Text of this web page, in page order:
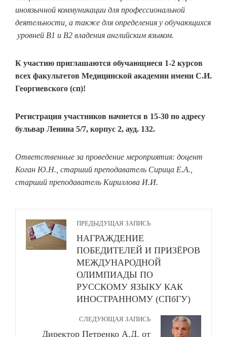
иноязычной коммуникации для профессиональной
деятельности, а также для определения у обучающихся
уровней В1 и В2 владения английским языком.
К участию приглашаются обучающиеся 1-2 курсов
всех факультетов Медицинской академии имени С.И.
Георгиевского (сп)!
Регистрация участников начнется в 15-30 по адресу
бульвар Ленина 5/7, корпус 2, ауд. 132.
Ответственные за проведение мероприятия: доцент
Коган Ю.Н., старший преподаватель Сирица Е.А.,
старший преподаватель Кириллова И.И.
ПРЕДЫДУЩАЯ ЗАПИСЬ
НАГРАЖДЕНИЕ
ПОБЕДИТЕЛЕЙ И ПРИЗЁРОВ
МЕЖДУНАРОДНОЙ
ОЛИМПИАДЫ ПО
РУССКОМУ ЯЗЫКУ КАК
ИНОСТРАННОМУ (СПбГУ)
СЛЕДУЮЩАЯ ЗАПИСЬ
Директор Петренко А.Д. от